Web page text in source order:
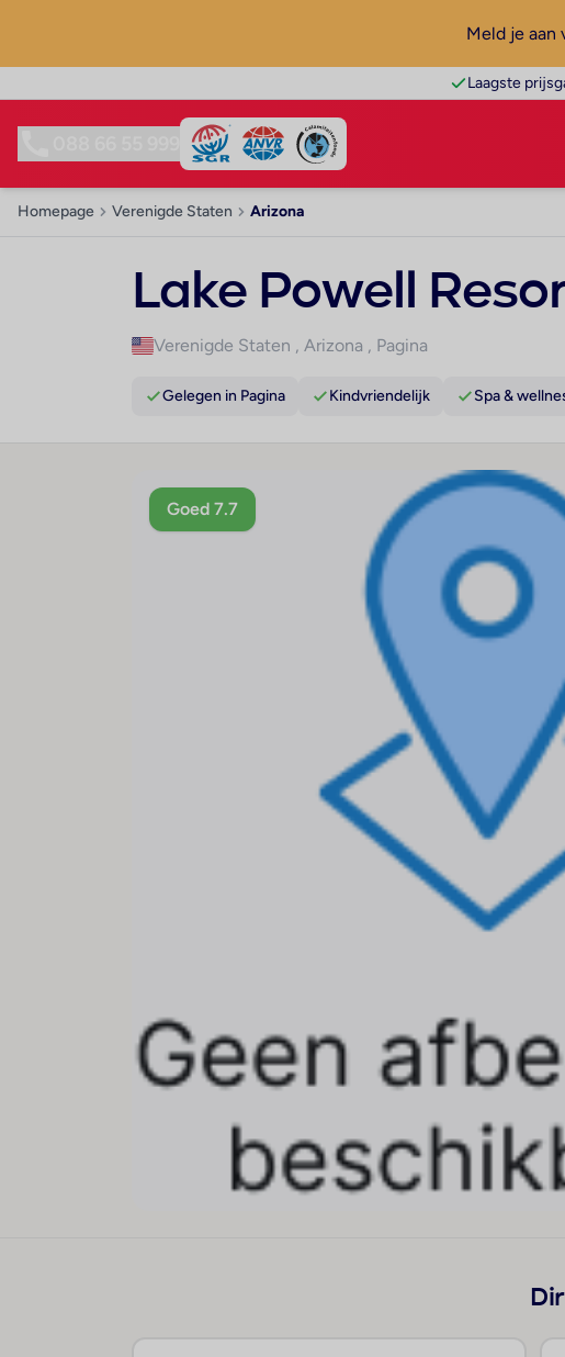
Meld je aan
Laagste
Homepage Verenigde Staten Arizona
Lake Powell
Verenigde Staten , Arizona , Pagina
Gelegen in Pagina Kindvriendelijk Spa &
Goed 7.7